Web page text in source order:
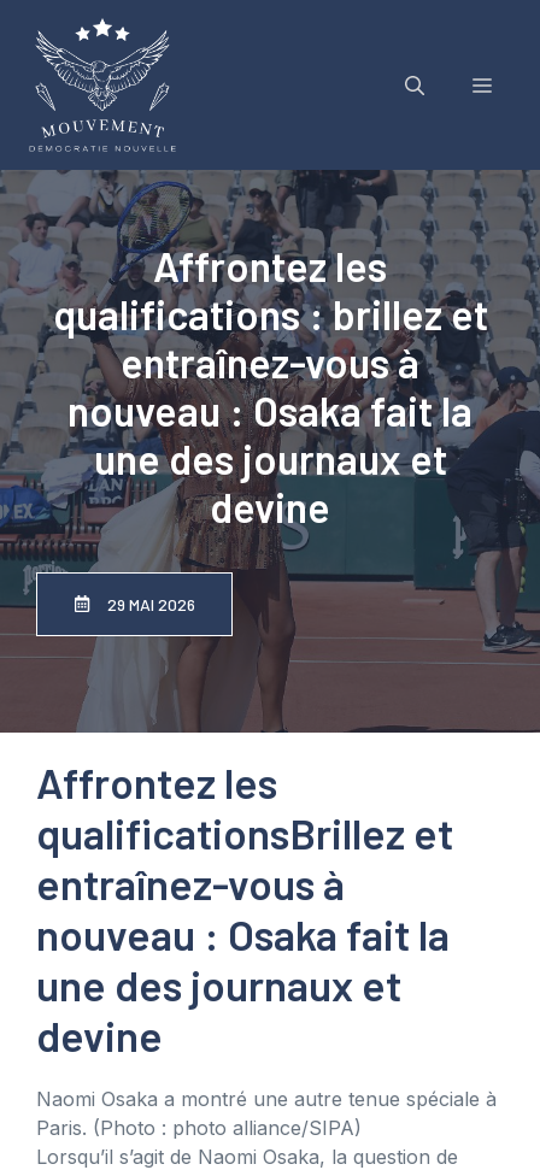
contenu
Menu
Affrontez les
qualifications : brillez et
entraînez-vous à
nouveau : Osaka fait la
une des journaux et
devine
29 MAI 2026
Affrontez les
qualificationsBrillez et
entraînez-vous à
nouveau : Osaka fait la
une des journaux et
devine
Naomi Osaka a montré une autre tenue spéciale à
Paris. (Photo : photo alliance/SIPA)
Lorsqu’il s’agit de Naomi Osaka, la question de